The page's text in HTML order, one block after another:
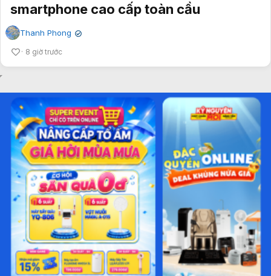
smartphone cao cấp toàn cầu
Thanh Phong ✔
8 giờ trước